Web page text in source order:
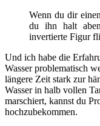
Wenn du dir
du ihn halt
invertierte Figur
Und ich habe die
Wasser problematisch
längere Zeit stark zur
Wasser in halb vollen
marschiert, kannst du
hochzubekommen.